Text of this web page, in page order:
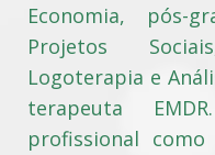
Economia, pós-
Projetos
Logoterapia e
terapeuta
profissional